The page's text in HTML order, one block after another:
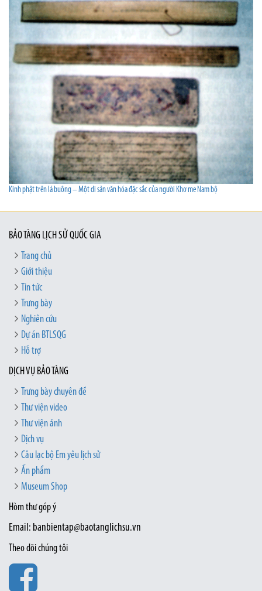
Kinh phật trên lá buông – Một di sản văn hóa đặc sắc của người Khơ me Nam bộ
BẢO TÀNG LỊCH SỬ QUỐC GIA
Trang chủ
Giới thiệu
Tin tức
Trưng bày
Nghiên cứu
Dự án BTLSQG
Hỗ trợ
DỊCH VỤ BẢO TÀNG
Trưng bày chuyên đề
Thư viện video
Thư viện ảnh
Dịch vụ
Câu lạc bộ Em yêu lịch sử
Ấn phẩm
Museum Shop
Hòm thư góp ý
Email: banbientap@baotanglichsu.vn
Theo dõi chúng tôi